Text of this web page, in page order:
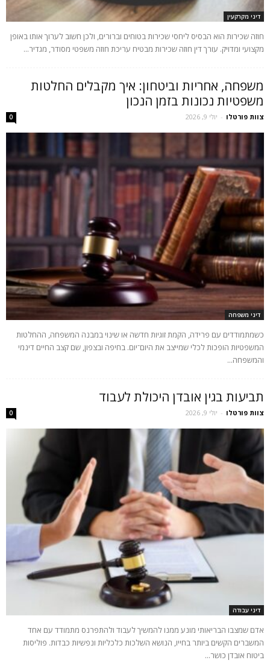
דיני מקרקעין
חוזה שכירות הוא הבסיס ליחסי שכירות בטוחים וברורים, ולכן חשוב לערוך אותו באופן
מקצועי ומדויק. עורך דין חוזה שכירות מבטיח עריכת חוזה משפטי מסודר, מגדיר...
משפחה, אחריות וביטחון: איך מקבלים החלטות
משפטיות נכונות בזמן הנכון
צוות פורטלו - יולי 9, 2026 0
דיני משפחה
כשמתמודדים עם פרידה, הקמת זוגיות חדשה או שינוי במבנה המשפחה, ההחלטות
המשפטיות הופכות לכלי שמייצב את היום־יום. בחיפה ובצפון, שם קצב החיים דינמי
והמשפחה...
תביעות בגין אובדן היכולת לעבוד
צוות פורטלו - יולי 9, 2026 0
דיני עבודה
אדם שמצבו הבריאותי מונע ממנו להמשיך לעבוד ולהתפרנס מתמודד עם אחד
המשברים הקשים ביותר בחייו, הנושא השלכות כלכליות ונפשיות כבדות. פוליסות
ביטוח אובדן כושר...